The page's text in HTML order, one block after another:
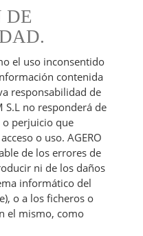
DE
el uso inconsentido
contenida
responsabilidad de
S.L no responderá de
o perjuicio que
o uso. AGERO
de los errores de
ni de los daños
informático del
o a los ficheros o
el mismo, como